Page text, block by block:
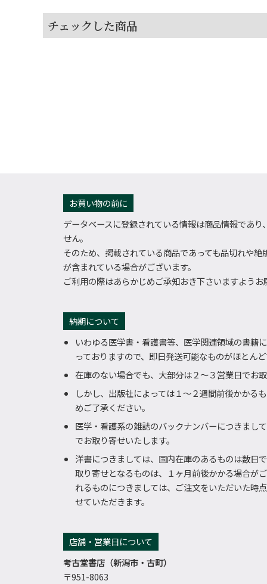
チェックした商品
お買い物の前に
データベースに登録されている情報は商品情報であ
せん。
そのため、掲載されている商品であっても品切れや
が含まれている場合がございます。
ご利用の際はあらかじめご承知おき下さいますようお
納期について
いわゆる医学書・看護書等、医学関連領域の書籍
っておりますので、即日発送可能なものがほとん
在庫のない場合でも、大部分は２～３営業日でお
しかし、出版社によっては１～２週間前後かかる
めご了承ください。
医学・看護系の雑誌のバックナンバーにつきまし
でお取り寄せいたします。
洋書につきましては、国内在庫のあるものは数日
取り寄せとなるものは、１ヶ月前後かかる場合が
れるものにつきましては、ご注文をいただいた時
せていただきます。
店舗・営業日について
考古堂書店（新潟市・古町）
〒951-8063